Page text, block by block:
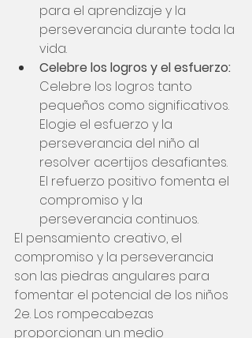
para el aprendizaje y la
perseverancia durante toda la
vida.
Celebre los logros y el esfuerzo:
Celebre los logros tanto
pequeños como significativos.
Elogie el esfuerzo y la
perseverancia del niño al
resolver acertijos desafiantes.
El refuerzo positivo fomenta el
compromiso y la
perseverancia continuos.
El pensamiento creativo, el
compromiso y la perseverancia
son las piedras angulares para
fomentar el potencial de los niños
2e. Los rompecabezas
proporcionan un medio